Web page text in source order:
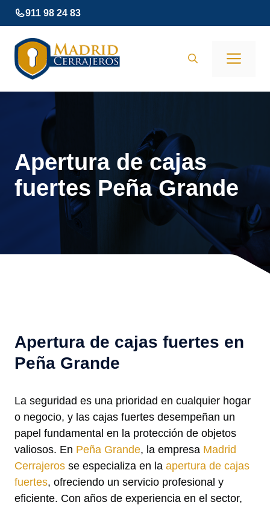
Saltar
al
contenido
911 98 24 83
Apertura de cajas
fuertes Peña Grande
Apertura de cajas fuertes en
Peña Grande
La seguridad es una prioridad en cualquier hogar
o negocio, y las cajas fuertes desempeñan un
papel fundamental en la protección de objetos
valiosos. En Peña Grande, la empresa Madrid
Cerrajeros se especializa en la apertura de cajas
fuertes, ofreciendo un servicio profesional y
eficiente. Con años de experiencia en el sector,